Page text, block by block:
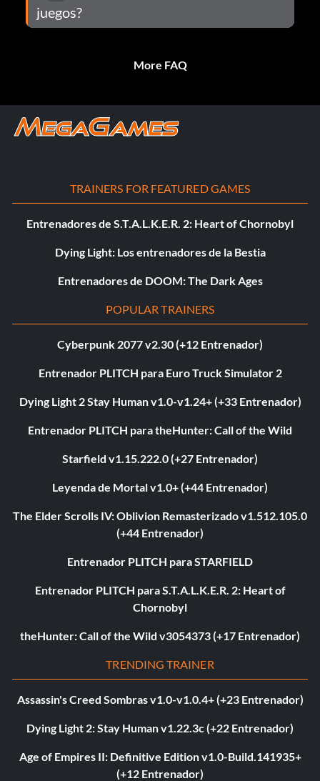
juegos?
More FAQ
TRAINERS FOR FEATURED GAMES
Entrenadores de S.T.A.L.K.E.R. 2: Heart of Chornobyl
Dying Light: Los entrenadores de la Bestia
Entrenadores de DOOM: The Dark Ages
POPULAR TRAINERS
Cyberpunk 2077 v2.30 (+12 Entrenador)
Entrenador PLITCH para Euro Truck Simulator 2
Dying Light 2 Stay Human v1.0-v1.24+ (+33 Entrenador)
Entrenador PLITCH para theHunter: Call of the Wild
Starfield v1.15.222.0 (+27 Entrenador)
Leyenda de Mortal v1.0+ (+44 Entrenador)
The Elder Scrolls IV: Oblivion Remasterizado v1.512.105.0
(+44 Entrenador)
Entrenador PLITCH para STARFIELD
Entrenador PLITCH para S.T.A.L.K.E.R. 2: Heart of
Chornobyl
theHunter: Call of the Wild v3054373 (+17 Entrenador)
TRENDING TRAINER
Assassin's Creed Sombras v1.0-v1.0.4+ (+23 Entrenador)
Dying Light 2: Stay Human v1.22.3c (+22 Entrenador)
Age of Empires II: Definitive Edition v1.0-Build.141935+
(+12 Entrenador)